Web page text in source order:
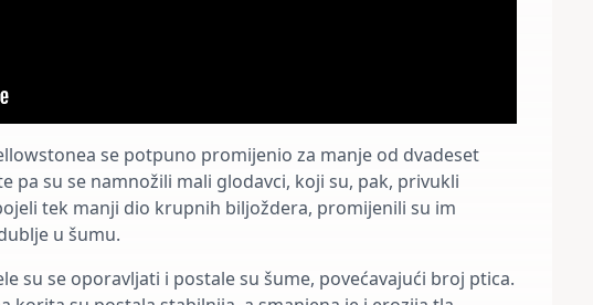
se potpuno promijenio za manje od dvadeset
pa su se namnožili mali glodavci, koji su, pak, privukli
tek manji dio krupnih biljoždera, promijenili su im
u šumu.
su se oporavljati i postale su šume, povećavajući broj ptica.